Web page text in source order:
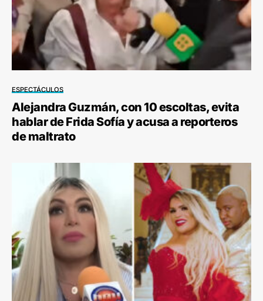
ESPECTÁCULOS
Alejandra Guzmán, con 10 escoltas, evita
hablar de Frida Sofía y acusa a reporteros
de maltrato